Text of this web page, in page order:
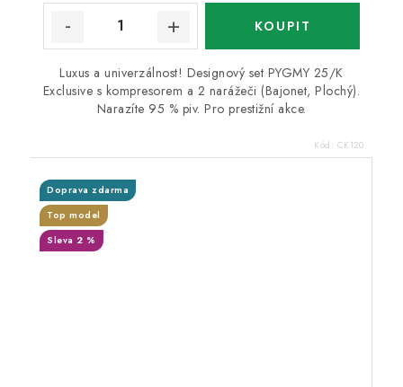
Luxus a univerzálnost! Designový set PYGMY 25/K
Exclusive s kompresorem a 2 narážeči (Bajonet, Plochý).
Narazíte 95 % piv. Pro prestižní akce.
Kód: CK120
Doprava zdarma
Top model
Sleva 2 %